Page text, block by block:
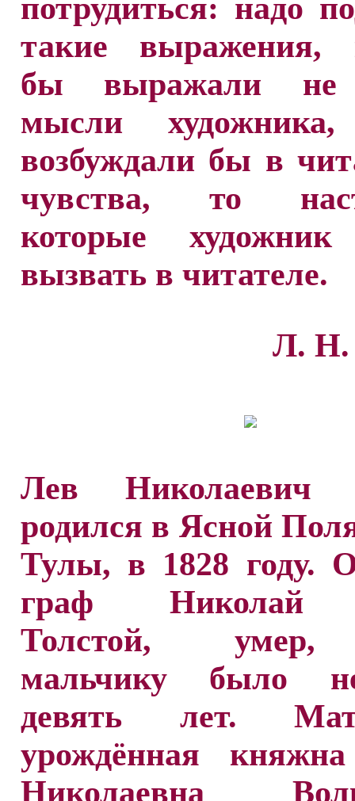
потрудиться: надо
такие выражения,
бы выражали не
мысли
возбуждали бы в
чувства, то
которые художник
вызвать в читателе.
Л. Н.
Лев Николаевич
родился в Ясной
Тулы, в 1828 году.
граф Николай
Толстой, умер,
мальчику было
девять лет.
урождённая
Николаевна